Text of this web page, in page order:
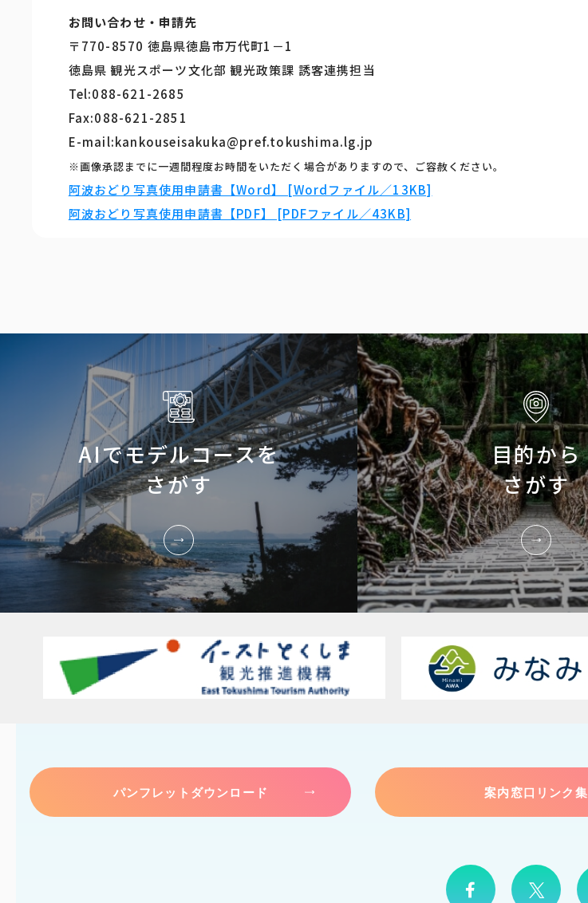
お問い合わせ・申請先
〒770-8570 徳島県徳島市万代町1－1
徳島県 観光スポーツ文化部 観光政策課 誘客連携担当
Tel:088-621-2685
Fax:088-621-2851
E-mail:kankouseisakuka@pref.tokushima.lg.jp
※画像承認までに一週間程度お時間をいただく場合がありますので、ご容赦ください。
阿波おどり写真使用申請書【Word】 [Wordファイル／13KB]
阿波おどり写真使用申請書【PDF】 [PDFファイル／43KB]
AIでモデルコースを
さがす
目的から
さがす
パンフレットダウンロード 案内窓口リンク集